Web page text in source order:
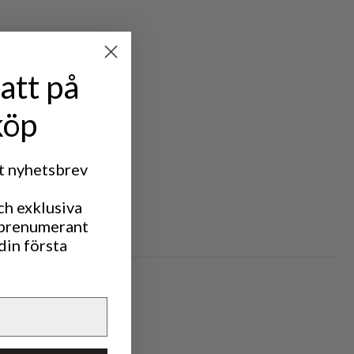
på
nyhetsbrev
exklusiva
första